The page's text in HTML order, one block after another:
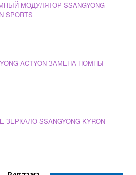
МОДУЛЯТОР SSANGYONG
SPORTS
ACTYON ЗАМЕНА ПОМПЫ
ЗЕРКАЛО SSANGYONG KYRON